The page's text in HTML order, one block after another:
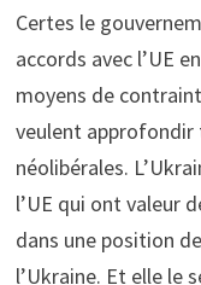
Certes le
accords avec l’UE
moyens de
veulent approfondir
néolibérales.
l’UE qui ont valeur
dans une position
l’Ukraine. Et elle le